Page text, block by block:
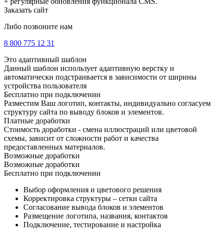
Заказать сайт
Либо позвоните нам
8 800 775 12 31
Это адаптивный шаблон
Данный шаблон использует адаптивную верстку и
автоматически подстраивается в зависимости от ширины
устройства пользователя
Бесплатно при подключении
Разместим Ваш логотип, контакты, индивидуально согласуем
структуру сайта по выводу блоков и элементов.
Платные доработки
Стоимость доработки - смена иллюстраций или цветовой
схемы, зависит от сложности работ и качества
предоставленных материалов.
Возможные доработки
Возможные доработки
Бесплатно при подключении
Выбор оформления и цветового решения
Корректировка структуры – сетки сайта
Согласование вывода блоков и элементов
Размещение логотипа, названия, контактов
Подключение, тестирование и настройка